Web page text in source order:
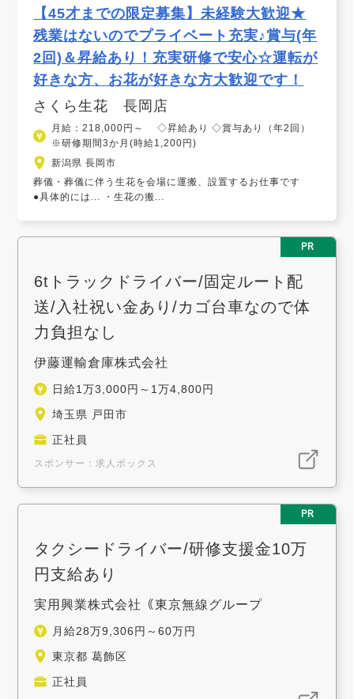
【45才までの限定募集】未経験大歓迎★
残業はないのでプライベート充実♪賞与(年
2回)＆昇給あり！充実研修で安心☆運転が
好きな方、お花が好きな方大歓迎です！
さくら生花 長岡店
月給：218,000円～ ◇昇給あり ◇賞与あり（年2回）
※研修期間3か月(時給1,200円)
新潟県 長岡市
葬儀・葬儀に伴う生花を会場に運搬、設置するお仕事です
●具体的には... ・生花の搬...
PR
6tトラックドライバー/固定ルート配
送/入社祝い金あり/カゴ台車なので体
力負担なし
伊藤運輸倉庫株式会社
日給1万3,000円～1万4,800円
埼玉県 戸田市
正社員
スポンサー：求人ボックス
PR
タクシードライバー/研修支援金10万
円支給あり
実用興業株式会社｟東京無線グループ
月給28万9,306円～60万円
東京都 葛飾区
正社員